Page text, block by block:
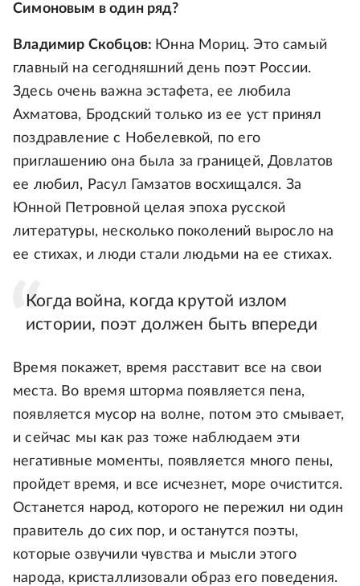
Симоновым в один ряд?
Владимир Скобцов: Юнна Мориц. Это самый
главный на сегодняшний день поэт России.
Здесь очень важна эстафета, ее любила
Ахматова, Бродский только из ее уст принял
поздравление с Нобелевкой, по его
приглашению она была за границей, Довлатов
ее любил, Расул Гамзатов восхищался. За
Юнной Петровной целая эпоха русской
литературы, несколько поколений выросло на
ее стихах, и люди стали людьми на ее стихах.
Когда война, когда крутой излом
истории, поэт должен быть впереди
Время покажет, время расставит все на свои
места. Во время шторма появляется пена,
появляется мусор на волне, потом это смывает,
и сейчас мы как раз тоже наблюдаем эти
негативные моменты, появляется много пены,
пройдет время, и все исчезнет, море очистится.
Останется народ, которого не пережил ни один
правитель до сих пор, и останутся поэты,
которые озвучили чувства и мысли этого
народа, кристаллизовали образ его поведения.